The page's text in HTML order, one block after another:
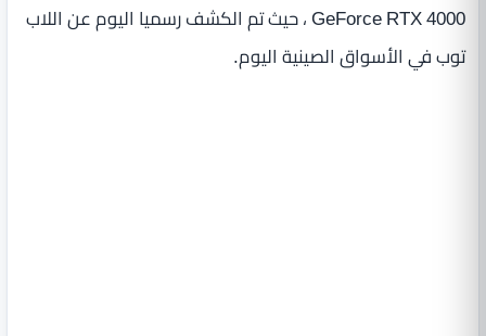
GeForce RTX 4000 ، حيث تم الكشف رسميا اليوم عن اللاب
توب في الأسواق الصينية اليوم.